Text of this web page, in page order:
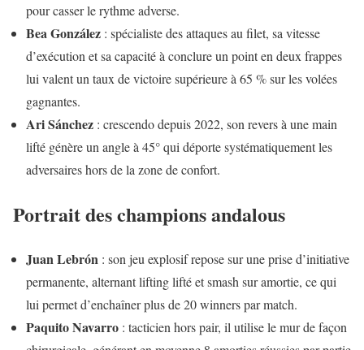
pour casser le rythme adverse.
Bea González : spécialiste des attaques au filet, sa vitesse
d’exécution et sa capacité à conclure un point en deux frappes
lui valent un taux de victoire supérieure à 65 % sur les volées
gagnantes.
Ari Sánchez : crescendo depuis 2022, son revers à une main
lifté génère un angle à 45° qui déporte systématiquement les
adversaires hors de la zone de confort.
Portrait des champions andalous
Juan Lebrón : son jeu explosif repose sur une prise d’initiative
permanente, alternant lifting lifté et smash sur amortie, ce qui
lui permet d’enchaîner plus de 20 winners par match.
Paquito Navarro : tacticien hors pair, il utilise le mur de façon